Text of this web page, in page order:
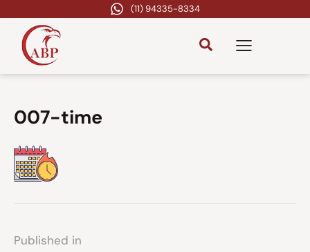
(11) 94335-8334
007-time
Published in